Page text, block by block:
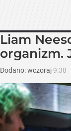
Liam
organizm.
Dodano:wczoraj 9:38